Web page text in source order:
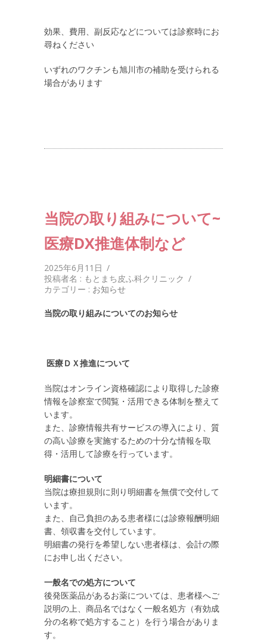
効果、費用、副反応などについては診察時にお
尋ねください
いずれのワクチンも旭川市の補助を受けられる
場合があります
当院の取り組みについて~
医療DX推進体制など
2025年6月11日 /
投稿者名 : もとまち皮ふ科クリニック /
カテゴリー : お知らせ
当院の取り組みについてのお知らせ
医療ＤＸ推進について
当院はオンライン資格確認により取得した診療
情報を診察室で閲覧・活用できる体制を整えて
います。
また、診療情報共有サービスの導入により、質
の高い診療を実施するための十分な情報を取
得・活用して診療を行っています。
明細書について
当院は療担規則に則り明細書を無償で交付して
います。
また、自己負担のある患者様には診療報酬明細
書、領収書を交付しています。
明細書の発行を希望しない患者様は、会計の際
にお申し出ください。
一般名での処方について
後発医薬品があるお薬については、患者様へご
説明の上、商品名ではなく一般名処方（有効成
分の名称で処方すること）を行う場合がありま
す。